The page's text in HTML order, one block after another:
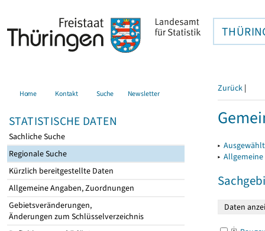
Home Kontakt Suche Newsletter
STATISTISCHE DATEN
Sachliche Suche
Regionale Suche
Kürzlich bereitgestellte Daten
Allgemeine Angaben, Zuordnungen
Gebietsveränderungen,
Änderungen zum Schlüsselverzeichnis
Zurück |
▸
▸